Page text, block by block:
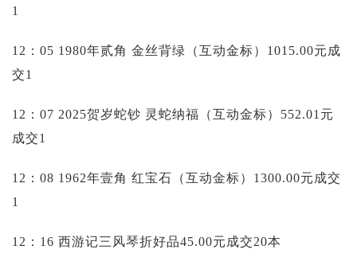
1
12：05 1980年贰角 金丝背绿（互动金标）1015.00元成
交1
12：07 2025贺岁蛇钞 灵蛇纳福（互动金标）552.01元
成交1
12：08 1962年壹角 红宝石（互动金标）1300.00元成交
1
12：16 西游记三风琴折好品45.00元成交20本